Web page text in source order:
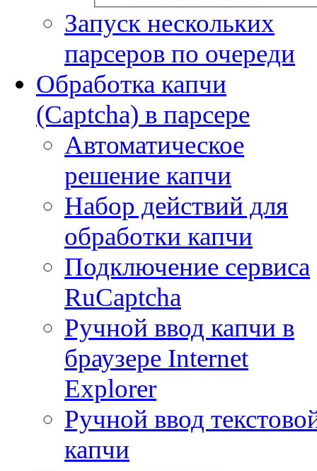
Запуск нескольких
парсеров по очереди
Обработка капчи
(Captcha) в парсере
Автоматическое
решение капчи
Набор действий для
обработки капчи
Подключение сервиса
RuCaptcha
Ручной ввод капчи в
браузере Internet
Explorer
Ручной ввод
капчи